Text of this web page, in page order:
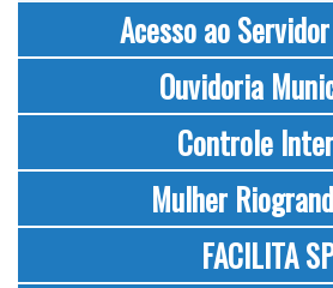
Acesso ao
Ouvidoria
Controle
Mulher
FACILITA